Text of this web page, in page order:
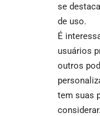
se
de uso.
É
usuários
outros
tem suas
considerar.